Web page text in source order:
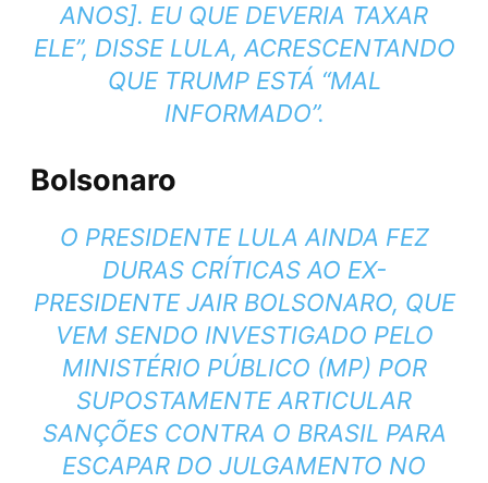
ANOS]. EU QUE DEVERIA TAXAR
ELE”, DISSE LULA, ACRESCENTANDO
QUE TRUMP ESTÁ “MAL
INFORMADO”.
Bolsonaro
O PRESIDENTE LULA AINDA FEZ
DURAS CRÍTICAS AO EX-
PRESIDENTE JAIR BOLSONARO, QUE
VEM SENDO INVESTIGADO PELO
MINISTÉRIO PÚBLICO (MP) POR
SUPOSTAMENTE ARTICULAR
SANÇÕES CONTRA O BRASIL PARA
ESCAPAR DO JULGAMENTO NO